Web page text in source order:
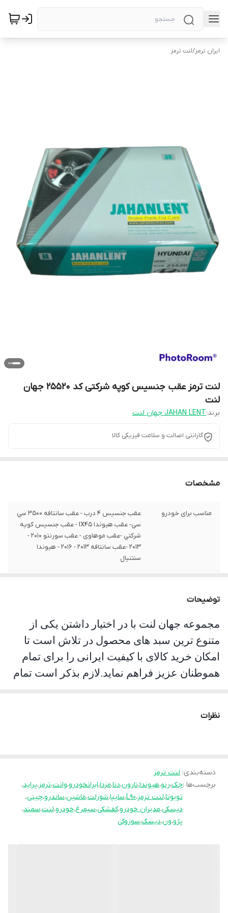
ایران ترمز/لنت ترمز
لنت ترمز عقب جنسیس کوپه شرکتی کد 25520 جهان
لنت
برند:JAHAN LENT جهان لنت
گارانتی اصالت و سلامت فیزیکی کالا
مشخصات
مناسب برای خودرو
عقب جنسيس 4 درب - عقب سانتافه 3500 سي
سي- عقب هيوندا IX45 - عقب جنسيس کوپه
شرکتي -عقب موهاوی - عقب سورنتو 2010 -
2013 -عقب سانتافه 2013 - 2016 - هيوندا
سنتنيال
جنس
توضیحات
مجموعه جهان لنت با در اختیار داشتن یکی از
متنوع ترین سبد های محصول در تلاش است تا
امکان خرید کالای با کیفیت ایرانی را برای تمام
هموطنان عزیز فراهم نماید.لازم بذکر است تمام
نوآوری فرمولاسیون جدید محصول فوق را با نام
تولید شده موفق به جلب رضایت حداکثری
کاربران شده است به طوری پیمایش و عمر مفید
آن قابل قبول است و در زمان استفاده به هیچ
عنوان سوت نمی کشد و از همه مهمتر اینکه
نظرات
دسته‌بندی: لنت ترمز
برچسب‌ها :جک،رنو،هیوندا،نارون،دنا،مزدا،ایرانخودرو،وانت،ترمز،پراید،
تویوتا،لنت ترمز،L90،سایپا،شورلت،ماشین،ساندرو،چینی،
دیسکی،مدیران خودرو،کفشکی،سیمرغ،خودرو،لنت،سمند،
پژو،ون،دیسک،سوزوکی